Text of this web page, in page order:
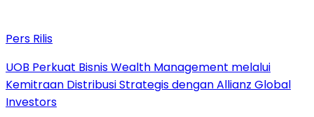
Pers Rilis
UOB Perkuat Bisnis Wealth Management melalui
Kemitraan Distribusi Strategis dengan Allianz Global
Investors